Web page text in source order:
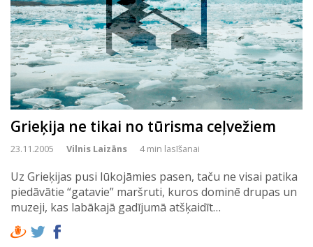
Grieķija ne tikai no tūrisma ceļvežiem
23.11.2005 Vilnis Laizāns 4 min lasīšanai
Uz Grieķijas pusi lūkojāmies pasen, taču ne visai patika
piedāvātie “gatavie” maršruti, kuros dominē drupas un
muzeji, kas labākajā gadījumā atšķaidīt…